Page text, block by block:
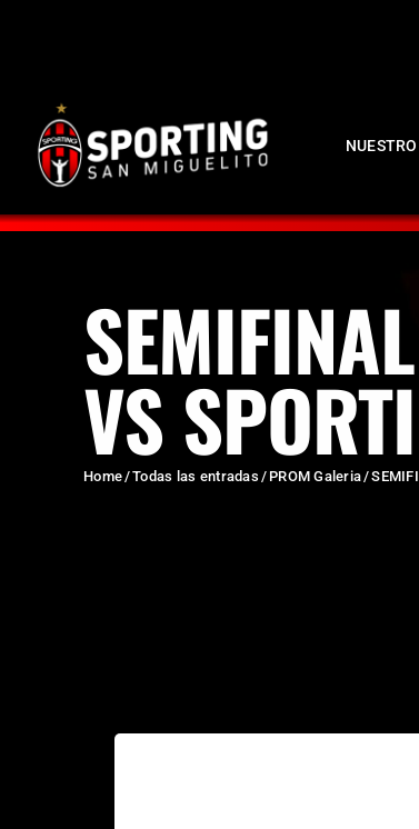
VS
Home Todas las entradas PROM Galeria